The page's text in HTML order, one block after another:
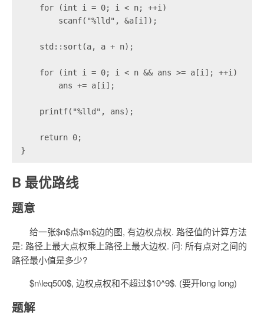
    for (int i = 0; i < n; ++i)
        scanf("%lld", &a[i]);
    std::sort(a, a + n);
    for (int i = 0; i < n && ans >= a[i]; ++i)
        ans += a[i];
    printf("%lld", ans);
    return 0;
}
B 最优路线
题意
给一张$n$点$m$边的图, 有边权点权. 路径值的计算方法
是: 路径上最大点权乘上路径上最大边权. 问: 所有点对之间的
路径最小值是多少?
$n\leq500$, 边权点权和不超过$10^9$. (要开long long)
题解